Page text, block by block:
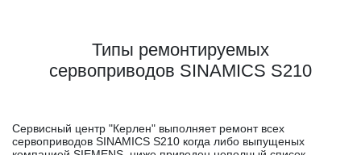
Типы ремонтируемых
сервоприводов SINAMICS S210
Сервисный центр "Керлен" выполняет ремонт всех
сервоприводов SINAMICS S210 когда либо выпущеных